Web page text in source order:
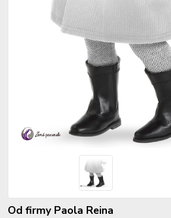
Od firmy Paola Reina